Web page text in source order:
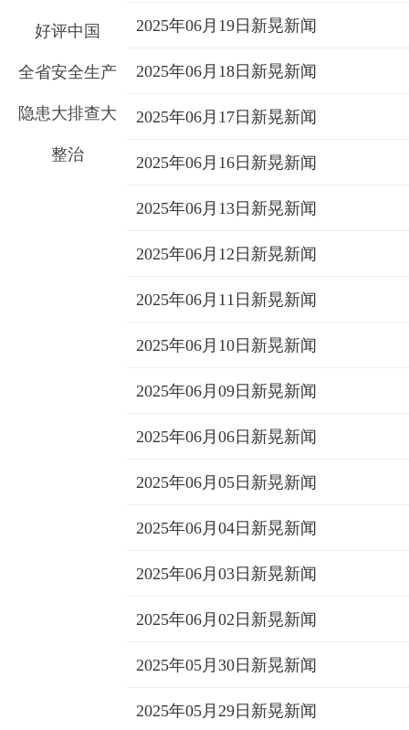
好评中国
全省安全生产
隐患大排查大
整治
2025年06月19日新晃新闻
2025年06月18日新晃新闻
2025年06月17日新晃新闻
2025年06月16日新晃新闻
2025年06月13日新晃新闻
2025年06月12日新晃新闻
2025年06月11日新晃新闻
2025年06月10日新晃新闻
2025年06月09日新晃新闻
2025年06月06日新晃新闻
2025年06月05日新晃新闻
2025年06月04日新晃新闻
2025年06月03日新晃新闻
2025年06月02日新晃新闻
2025年05月30日新晃新闻
2025年05月29日新晃新闻